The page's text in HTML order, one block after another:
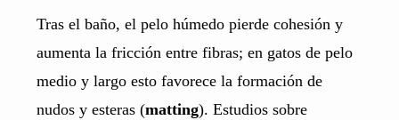
Tras el baño, el pelo húmedo pierde cohesión y
aumenta la fricción entre fibras; en gatos de pelo
medio y largo esto favorece la formación de
nudos y esteras (matting). Estudios sobre